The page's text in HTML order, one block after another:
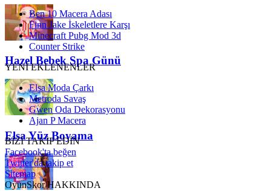
Hazel Bebek Spa Günü
Elsa Yüz Boyama
Ben 10 Macera Adası
Finn Jake İskeletlere Karşı
Minecraft Pubg Mod 3d
Counter Strike
YENİ EKLENENLER
Elsa Moda Çarkı
Metroda Savaş
Gwen Oda Dekorasyonu
Ajan P Macera
BİZİ TAKİP EDİN
Facebook'ta beğen
Twitter'da takip et
Sitemap
OyunSkor HAKKINDA